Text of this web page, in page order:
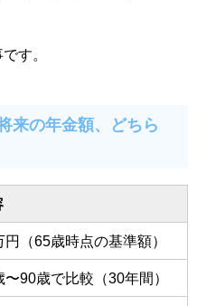
す。
来の年金額、どちら
円（65歳時点の基準額）
〜90歳で比較（30年間）